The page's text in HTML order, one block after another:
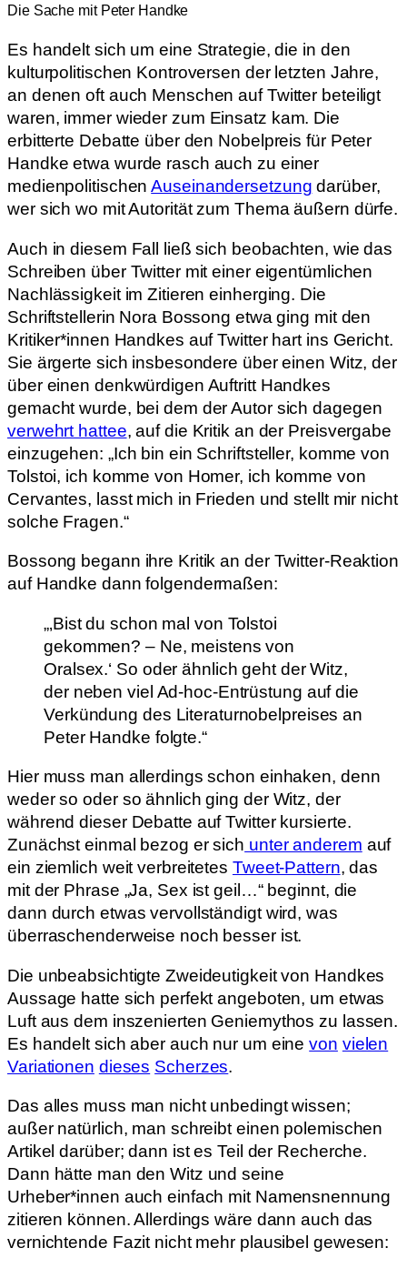
Die Sache mit Peter Handke
Es handelt sich um eine Strategie, die in den
kulturpolitischen Kontroversen der letzten Jahre,
an denen oft auch Menschen auf Twitter beteiligt
waren, immer wieder zum Einsatz kam. Die
erbitterte Debatte über den Nobelpreis für Peter
Handke etwa wurde rasch auch zu einer
medienpolitischenAuseinandersetzung darüber,
wer sich wo mit Autorität zum Thema äußern dürfe.
Auch in diesem Fall ließ sich beobachten, wie das
Schreiben über Twitter mit einer eigentümlichen
Nachlässigkeit im Zitieren einherging. Die
Schriftstellerin Nora Bossong etwa ging mit den
Kritiker*innen Handkes auf Twitter hart ins Gericht.
Sie ärgerte sich insbesondere über einen Witz, der
über einen denkwürdigen Auftritt Handkes
gemacht wurde, bei dem der Autor sich dagegen
verwehrt hattee, auf die Kritik an der Preisvergabe
einzugehen: „Ich bin ein Schriftsteller, komme von
Tolstoi, ich komme von Homer, ich komme von
Cervantes, lasst mich in Frieden und stellt mir nicht
solche Fragen.“
Bossong begann ihre Kritik an der Twitter-Reaktion
auf Handke dann folgendermaßen:
„‚Bist du schon mal von Tolstoi
gekommen? – Ne, meistens von
Oralsex.‘ So oder ähnlich geht der Witz,
der neben viel Ad-hoc-Entrüstung auf die
Verkündung des Literaturnobelpreises an
Peter Handke folgte.“
Hier muss man allerdings schon einhaken, denn
weder so oder so ähnlich ging der Witz, der
während dieser Debatte auf Twitter kursierte.
Zunächst einmal bezog er sich unter anderem auf
ein ziemlich weit verbreitetes Tweet-Pattern, das
mit der Phrase „Ja, Sex ist geil…“ beginnt, die
dann durch etwas vervollständigt wird, was
überraschenderweise noch besser ist.
Die unbeabsichtigte Zweideutigkeit von Handkes
Aussage hatte sich perfekt angeboten, um etwas
Luft aus dem inszenierten Geniemythos zu lassen.
Es handelt sich aber auch nur um einevon vielen
Variationen dieses Scherzes.
Das alles muss man nicht unbedingt wissen;
außer natürlich, man schreibt einen polemischen
Artikel darüber; dann ist es Teil der Recherche.
Dann hätte man den Witz und seine
Urheber*innen auch einfach mit Namensnennung
zitieren können. Allerdings wäre dann auch das
vernichtende Fazit nicht mehr plausibel gewesen: